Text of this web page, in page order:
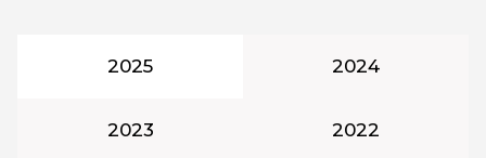
Rok podatkowy:
2025 Rok podatkowy:
2024
Rok podatkowy:
2023 Rok podatkowy:
2022